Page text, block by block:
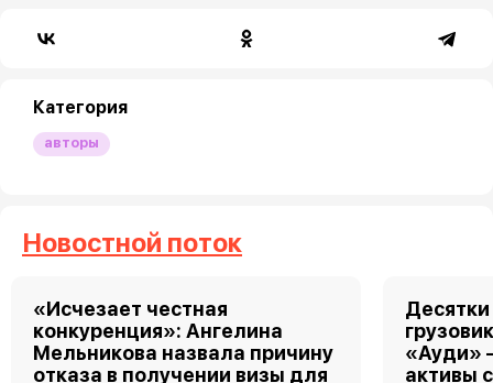
Категория
авторы
Новостной поток
«Исчезает честная
конкуренция»: Ангелина
Мельникова назвала причину
отказа в получении визы для
«Ауди»
активы